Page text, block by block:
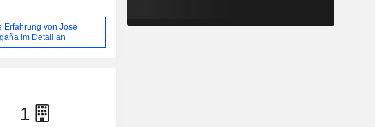
Erfahrung von José
im Detail an
1